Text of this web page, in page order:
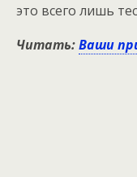
это всего лишь
Читать:Ваши